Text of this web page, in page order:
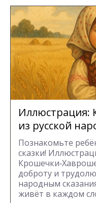
Иллюстрация:
из русской
Познакомьте
сказки!
доброту и
народным
живёт в каждом